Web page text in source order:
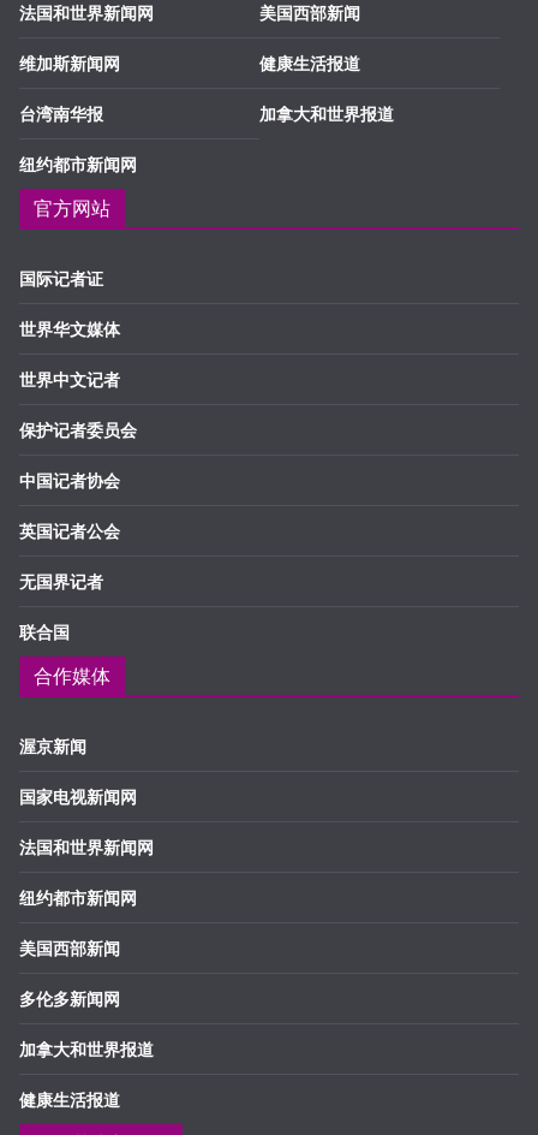
法国和世界新闻网
维加斯新闻网
台湾南华报
纽约都市新闻网
美国西部新闻
健康生活报道
加拿大和世界报道
官方网站
国际记者证
世界华文媒体
世界中文记者
保护记者委员会
中国记者协会
英国记者公会
无国界记者
联合国
合作媒体
渥京新闻
国家电视新闻网
法国和世界新闻网
纽约都市新闻网
美国西部新闻
多伦多新闻网
加拿大和世界报道
健康生活报道